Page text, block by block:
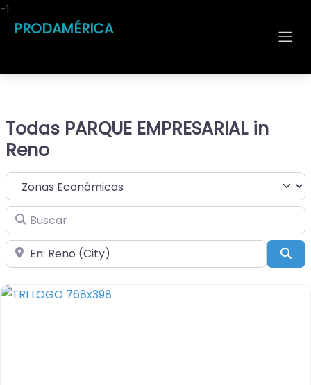
PRODAMÉRICA
Todas PARQUE EMPRESARIAL in
Reno
Seleccionar el formulario de búsqueda
Buscar
Cerca de
-1